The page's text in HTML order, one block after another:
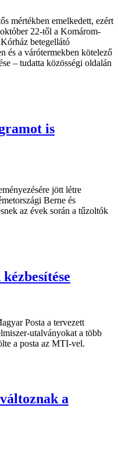
mértékben emelkedett, ezért
22-től a Komárom-
betegellátó
és a várótermekben kötelező
– tudatta közösségi oldalán
is
jött létre
Berne és
az évek során a tűzoltók
Posta a tervezett
utalványokat a több
a posta az MTI-vel.
a